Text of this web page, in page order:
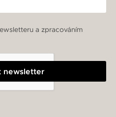
newsletter
a zpracováním